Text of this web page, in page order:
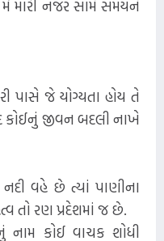
મારી નજર સામે સમયને
પાસે જે યોગ્યતા હોય તે
કોઈનું જીવન બદલી નાખે
વહે છે ત્યાં પાણીના
તો રણ પ્રદેશમાં જ છે.
કોઈ વાચક શોધી